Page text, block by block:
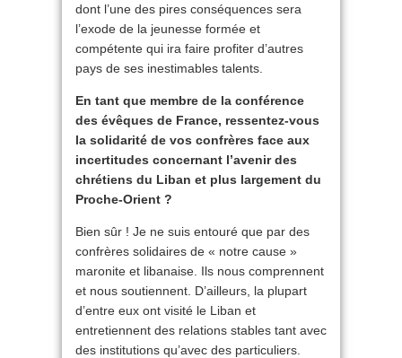
dont l’une des pires conséquences sera
l’exode de la jeunesse formée et
compétente qui ira faire profiter d’autres
pays de ses inestimables talents.
En tant que membre de la conférence
des évêques de France, ressentez-vous
la solidarité de vos confrères face aux
incertitudes concernant l’avenir des
chrétiens du Liban et plus largement du
Proche-Orient ?
Bien sûr ! Je ne suis entouré que par des
confrères solidaires de « notre cause »
maronite et libanaise. Ils nous comprennent
et nous soutiennent. D’ailleurs, la plupart
d’entre eux ont visité le Liban et
entretiennent des relations stables tant avec
des institutions qu’avec des particuliers.